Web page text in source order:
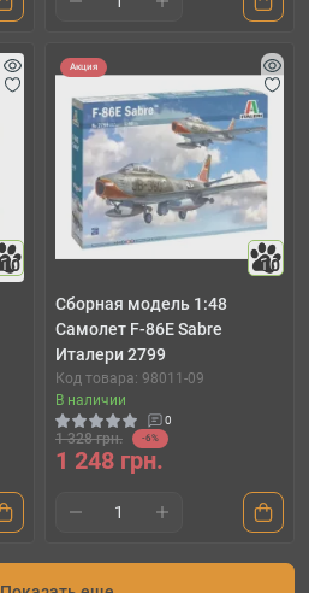
10
Акция
10
Cборная модель 1:48
Самолет F-86E Sabre
Италери 2799
Код товара: 98011-09
В наличии
0
1 328 грн. -6%
1 248 грн.